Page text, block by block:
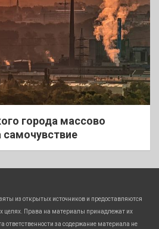
города массово
из открытых источников и предоставляются
целях. Права на материалы принадлежат их
за содержание материала не